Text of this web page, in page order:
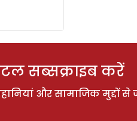
सब्सक्राइब करें
और सामाजिक मुद्दों